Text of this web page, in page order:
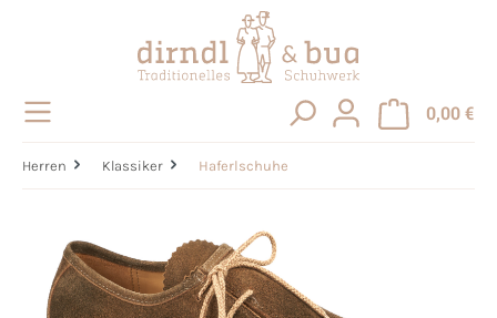
0,00 €
Herren Klassiker Haferlschuhe